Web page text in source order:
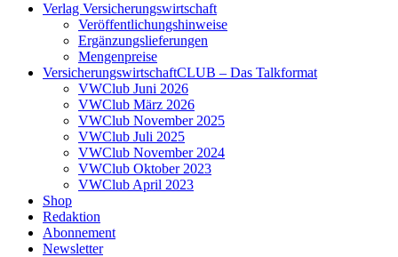
Verlag Versicherungswirtschaft
Veröffentlichungshinweise
Ergänzungslieferungen
Mengenpreise
VersicherungswirtschaftCLUB – Das Talkformat
VWClub Juni 2026
VWClub März 2026
VWClub November 2025
VWClub Juli 2025
VWClub November 2024
VWClub Oktober 2023
VWClub April 2023
Shop
Redaktion
Abonnement
Newsletter